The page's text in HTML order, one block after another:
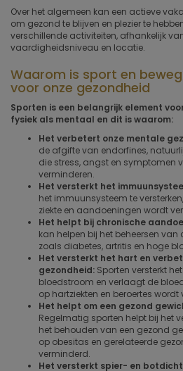
Over het algemeen kan een actieve
om gezond te blijven en plezier te
verschillende activiteiten, afhankelijk
vaardigheidsniveau en locatie.
Waarom is sport en
voor onze gezondheid
Sporten is een belangrijk element
fysiek als mentaal en dit is waarom:
Het verbetert onze mentale
de afgifte van endorfines,
die stress, angst en symptomen
verminderen.
Het versterkt het
het immuunsysteem te
ziekte en aandoeningen wordt
Het helpt bij chronische
kan helpen bij het beheersen
zoals diabetes, artritis en hoge
Het versterkt het hart en
gezondheid: Sporten versterkt
bloedstroom en verlaagt de
op hartziekten en beroertes wordt
Het helpt om een gezond
Regelmatig sporten helpt bij het
het behouden van een gezond
op obesitas en gerelateerde
verminderd.
Het versterkt spier- en